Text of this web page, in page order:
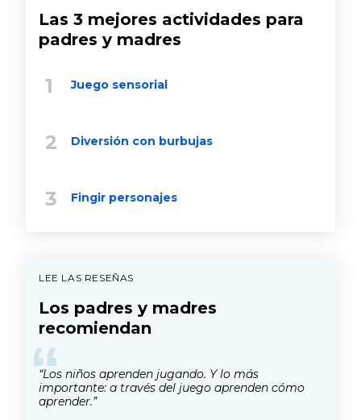
Las 3 mejores actividades para
padres y madres
Juego sensorial
Diversión con burbujas
Fingir personajes
LEE LAS RESEÑAS
Los padres y madres
recomiendan
“
“Los niños aprenden jugando. Y lo más
importante: a través del juego aprenden cómo
aprender.”